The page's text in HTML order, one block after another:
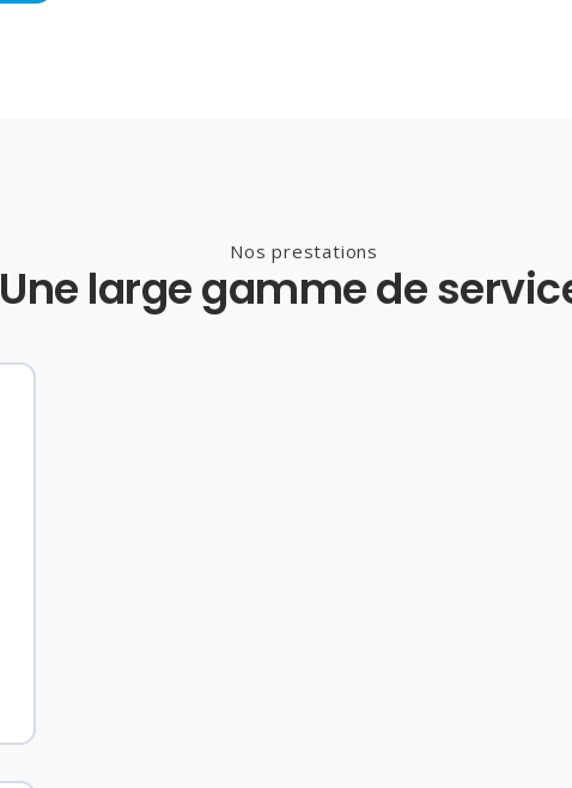
Nos prestations
Une large gamme de